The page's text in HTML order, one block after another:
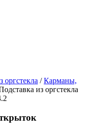
оргстекла /Карманы,
из оргстекла